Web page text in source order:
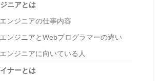
ニアとは
ンジニアの仕事内容
ンジニアとWebプログラマーの違い
ンジニアに向いている人
ナーとは